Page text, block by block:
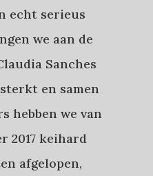
echt serieus
we aan de
Sanches
en samen
hebben we van
2017 keihard
afgelopen,